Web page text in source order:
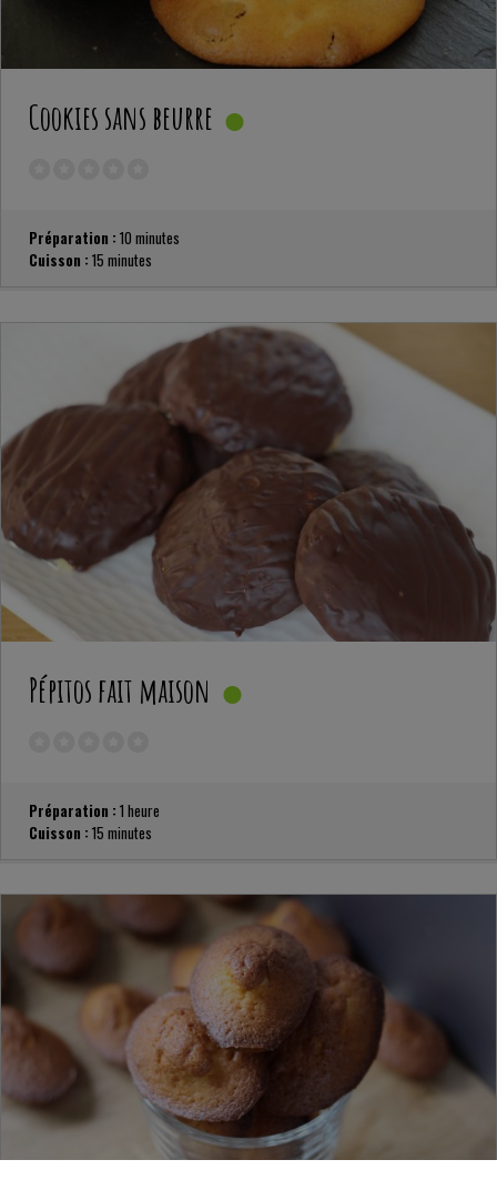
Cookies sans beurre
Préparation : 10 minutes
Cuisson : 15 minutes
Pépitos fait maison
Préparation : 1 heure
Cuisson : 15 minutes